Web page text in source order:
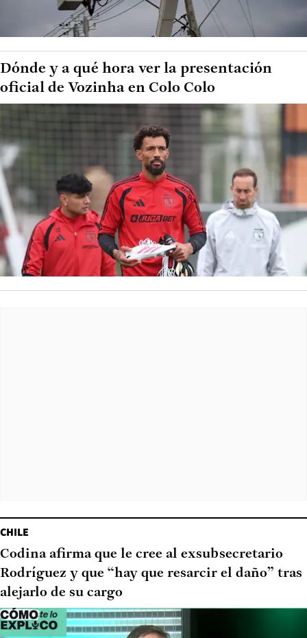
Dónde y a qué hora ver la presentación
oficial de Vozinha en Colo Colo
CHILE
Codina afirma que le cree al exsubsecretario
Rodríguez y que “hay que resarcir el daño” tras
alejarlo de su cargo